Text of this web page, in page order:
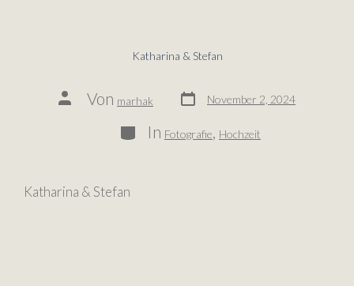
Katharina & Stefan
Von marhak November 2, 2024
In Fotografie Hochzeit
Katharina & Stefan